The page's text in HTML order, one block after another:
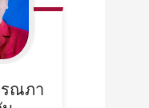
รณภา